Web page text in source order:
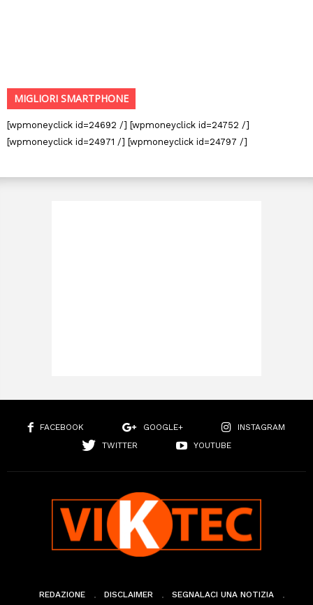
MIGLIORI SMARTPHONE
[wpmoneyclick id=24692 /] [wpmoneyclick id=24752 /]
[wpmoneyclick id=24971 /] [wpmoneyclick id=24797 /]
FACEBOOK GOOGLE+
INSTAGRAM
TWITTER
YOUTUBE
REDAZIONE DISCLAIMER SEGNALACI UNA NOTIZIA